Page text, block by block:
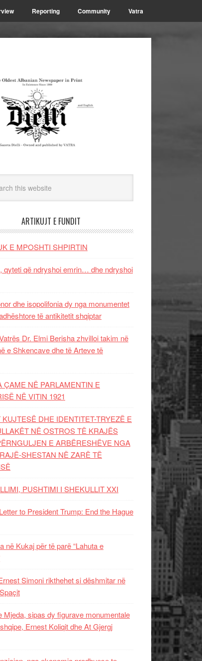
Reporting Community Vatra
ARTIKUJT E FUNDIT
E MPOSHTI SHPIRTIN
qyteti që ndryshoi emrin… dhe ndryshoi
dhe isopolifonia dy nga monumentet
të antikitetit shqiptar
Dr. Elmi Berisha zhvilloi takim në
e Shkencave dhe të Arteve të
ÇAME NË PARLAMENTIN E
NË VITIN 1921
DHE IDENTITET-TRYEZË E
NË OSTROS TË KRAJËS
E ARBËRESHËVE NGA
SHESTAN NË ZARË TË
PUSHTIMI I SHEKULLIT XXI
to President Trump: End the Hague
në Kukaj për të parë “Lahuta e
Simoni rikthehet si dëshmitar në
Mjeda, sipas dy figurave monumentale
Ernest Koliqit dhe At Gjergj